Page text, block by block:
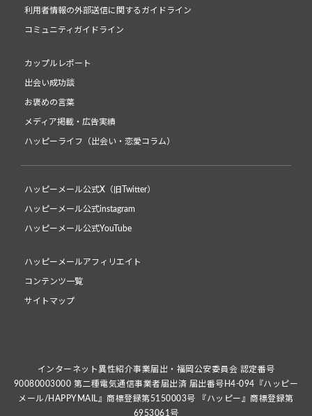
利用者情報の外部送信に関するガイドライン
コミュニティガイドライン
カップルレポート
出会い成功談
お褒めの言葉
メディア掲載・広告実績
ハッピーライフ（出会い・恋愛コラム）
ハッピーメール公式X（旧Twitter）
ハッピーメール公式instagram
ハッピーメール公式YouTube
ハッピーメールアフィリエイト
コンテンツ一覧
サイトマップ
インターネット異性紹介事業届出・福岡公安委員会 認定番号
90080003000 第二種電気通信事業者届出済 届出番号H4-094『ハッピー
メール/HAPPYMAIL』商標登録第5150003号 『ハッピー』商標登録第
6953061号